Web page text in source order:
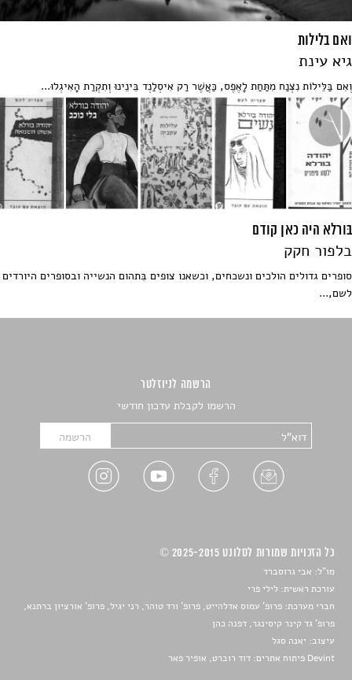
ואם בלילות
גיא עינת
וְאִם בַּלֵּילוֹת נִצְנַח מִתַּחַת לָאֶפֶס, כַּאֲשֶׁר רַק אִיסְלַנְד בֵּינֵינוּ וְתִקְרַת הָאִיגְלוּ...
בּורלא היה כאן קודם
בלפור חקק
סופרים גדולים הולכים ונשכחים, וכשאנו צופים בִּתהום הנשייה ובסופרים היורדים
לשם,...
הרשמה לניוזלטר
הרשמו לקבלת עדכון חודשי
כל הזכויות שמורות לסלונט 2025-2015 ©
מו"ל: אבי גרוסברד
עורכת ראשית: לילי פרי
חברי מערכת: פרופ' עמוס אדלהייט, פרופ' ורד טוהר, רני יגיל, פרופ' אורציון ברתנא,
פרופ' גד קינר קיסינגר, דפנה כהן
עיצוב: יאנה סגל
Devint פיתוח אתרים: דוד רוברט, אופיר פאר